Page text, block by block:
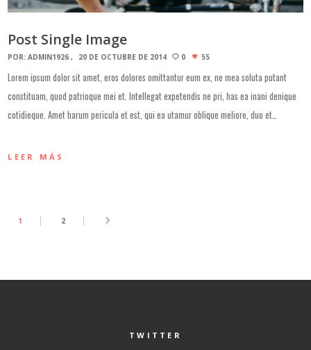
Post Single Image
POR:ADMIN1926 20 DE OCTUBRE DE 2014 0 55
Lorem ipsum dolor sit amet, eros dolores omittantur eum ex, ne mea soluta putant
constituam, quod patrioque mei et. Intellegat expetendis ne pri, has ea inani denique
cotidieque. Amet harum pericula et est, qui ea utamur oblique meliore, duo et…
LEER MÁS
1 2
TWITTER